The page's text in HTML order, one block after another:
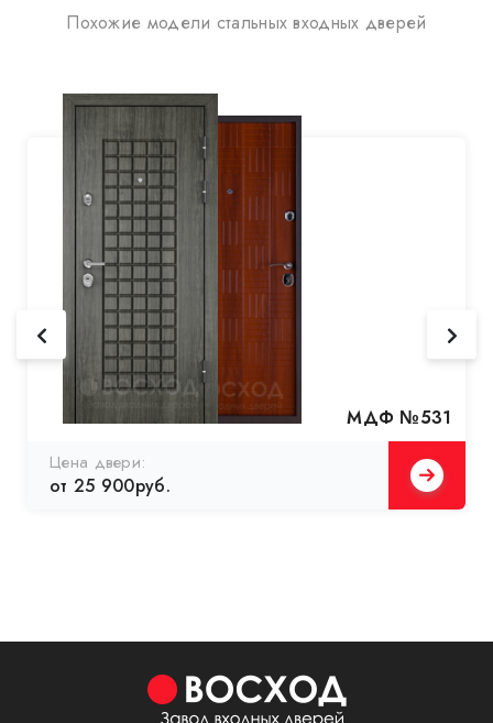
Похожие модели стальных входных дверей
МДФ №531
Цена двери:
от 25 900руб.